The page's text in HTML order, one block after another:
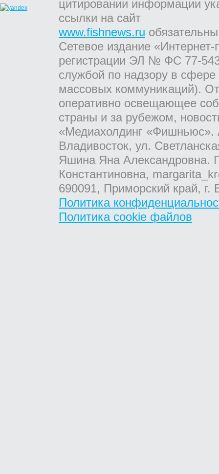
цитировании информации
ссылки на сайт
www.fishnews.ru
Сетевое издание
регистрации ЭЛ № ФС 77-
службой по надзору в
массовых коммуникаций).
оперативно освещающее
страны и за рубежом,
«Медиахолдинг «Фишньюс».
Владивосток, ул.
Яшина Яна Александровна.
Константиновна,
690091, Приморский край,
Политика
Политика cookie файлов